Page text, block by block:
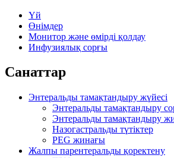
Үй
Өнімдер
Монитор және өмірді қолдау
Инфузиялық сорғы
Санаттар
Энтеральды тамақтандыру жүйесі
Энтеральды тамақтандыру
Энтеральды тамақтандыру
Назогастральды түтіктер
PEG жинағы
Жалпы парентеральды қоректену